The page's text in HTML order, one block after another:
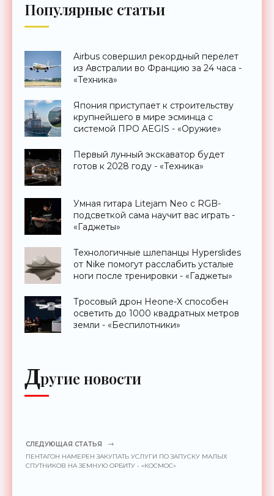
Популярные статьи
Airbus совершил рекордный перелет
из Австралии во Францию за 24 часа -
«Техника»
Япония приступает к строительству
крупнейшего в мире эсминца с
системой ПРО AEGIS - «Оружие»
Первый лунный экскаватор будет
готов к 2028 году - «Техника»
Умная гитара Litejam Neo с RGB-
подсветкой сама научит вас играть -
«Гаджеты»
Технологичные шлепанцы Hyperslides
от Nike помогут расслабить усталые
ноги после тренировки - «Гаджеты»
Тросовый дрон Heone-X способен
осветить до 1000 квадратных метров
земли - «Беспилотники»
Другие новости
СЛЕДУЮЩАЯ СТАТЬЯ
ПЕНТАГОН НАМЕРЕН ЗАКУПАТЬ УСЛУГИ ПО ЗАПУСКУ МАЛЫХ
СПУТНИКОВ НА ЗЕМНУЮ ОРБИТУ - «КОСМОС»